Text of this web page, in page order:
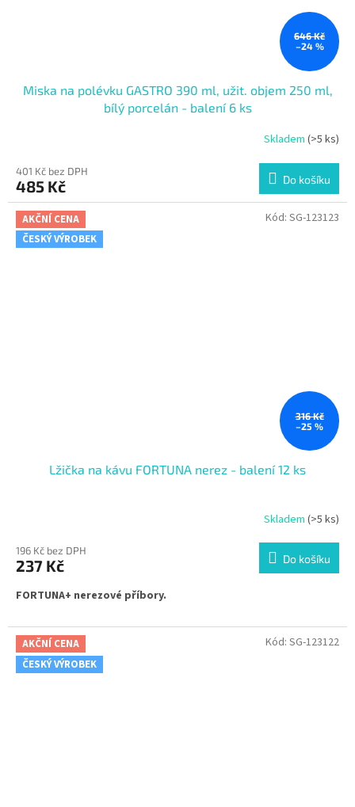
646 Kč
–24 %
Miska na polévku GASTRO 390 ml, užit. objem 250 ml,
bílý porcelán - balení 6 ks
Skladem (>5 ks)
401 Kč bez DPH
485 Kč Do košíku
AKČNÍ CENA
ČESKÝ VÝROBEK
316 Kč
–25 %
Lžička na kávu FORTUNA nerez - balení 12 ks
Skladem (>5 ks)
196 Kč bez DPH
237 Kč Do košíku
FORTUNA+ nerezové příbory.
Kód: SG-123123
AKČNÍ CENA
ČESKÝ VÝROBEK
Kód: SG-123122